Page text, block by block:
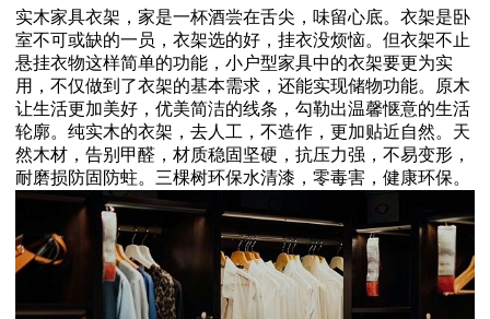
实木家具衣架，家是一杯酒尝在舌尖，味留心底。衣架是卧
室不可或缺的一员，衣架选的好，挂衣没烦恼。但衣架不止
悬挂衣物这样简单的功能，小户型家具中的衣架要更为实
用，不仅做到了衣架的基本需求，还能实现储物功能。
原木
让生活更加美好，优美简洁的线条，勾勒出温馨惬意的生活
轮廓。纯实木的衣架，去人工，不造作，更加贴近自然。天
然木材，告别甲醛，材质稳固坚硬，抗压力强，不易变形，
耐磨损防固防蛀。三棵树环保水清漆，零毒害，健康环保。